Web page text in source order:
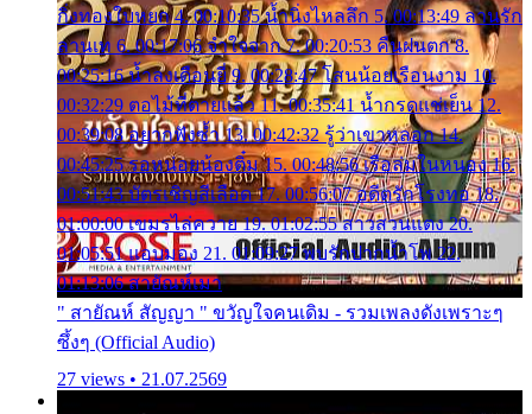
กิ่งทองใบหยก 4. 00:10:35 น้ำนิ่งไหลลึก 5. 00:13:49 ลานรัก
ลานเท 6. 00:17:06 จำใจจาก 7. 00:20:53 คืนฝนตก 8.
00:25:16 น้ำลงเดือนยี่ 9. 00:28:47 โสนน้อยเรือนงาม 10.
00:32:29 ตอไม้ที่ตายแล้ว 11. 00:35:41 น้ำกรดแช่เย็น 12.
00:39:08 อยากฟังซ้ำ 13. 00:42:32 รู้ว่าเขาหลอก 14.
00:45:25 รอหน่อยน้องติ๋ม 15. 00:48:56 เรือล่มในหนอง 16.
00:51:43 บัตรเชิญสีเลือด 17. 00:56:07 อดีตรักโรงทอ 18.
01:00:00 เขมรไล่ควาย 19. 01:02:55 สาวสวนแตง 20.
01:05:51 แอบมอง 21. 01:09:27 พบรักปากน้ำโพ 22.
01:13:06 สายัณห์เมา
" สายัณห์ สัญญา " ขวัญใจคนเดิม - รวมเพลงดังเพราะๆ
ซึ้งๆ (Official Audio)
27 views • 21.07.2569